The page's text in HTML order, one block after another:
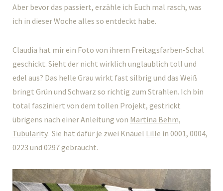
Aber bevor das passiert, erzähle ich Euch mal rasch, was
ich in dieser Woche alles so entdeckt habe.
Claudia hat mir ein Foto von ihrem Freitagsfarben-Schal
geschickt. Sieht der nicht wirklich unglaublich toll und
edel aus? Das helle Grau wirkt fast silbrig und das Weiß
bringt Grün und Schwarz so richtig zum Strahlen. Ich bin
total fasziniert von dem tollen Projekt, gestrickt
übrigens nach einer Anleitung von Martina Behm,
Tubularity. Sie hat dafür je zwei Knäuel Lille in 0001, 0004,
0223 und 0297 gebraucht.